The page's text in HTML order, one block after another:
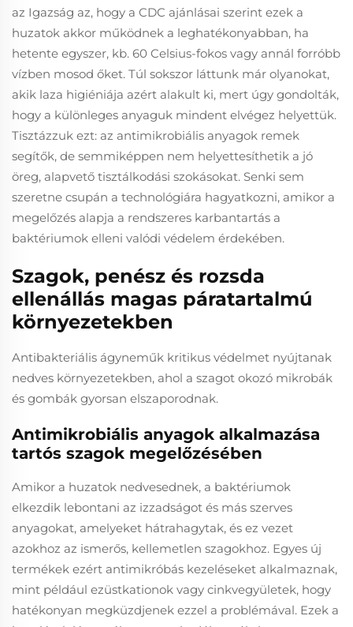
az Igazság az, hogy a CDC ajánlásai szerint ezek a
huzatok akkor működnek a leghatékonyabban, ha
hetente egyszer, kb. 60 Celsius-fokos vagy annál forróbb
vízben mosod őket. Túl sokszor láttunk már olyanokat,
akik laza higiéniája azért alakult ki, mert úgy gondolták,
hogy a különleges anyaguk mindent elvégez helyettük.
Tisztázzuk ezt: az antimikrobiális anyagok remek
segítők, de semmiképpen nem helyettesíthetik a jó
öreg, alapvető tisztálkodási szokásokat. Senki sem
szeretne csupán a technológiára hagyatkozni, amikor a
megelőzés alapja a rendszeres karbantartás a
baktériumok elleni valódi védelem érdekében.
Szagok, penész és rozsda
ellenállás magas páratartalmú
környezetekben
Antibakteriális ágyneműk kritikus védelmet nyújtanak
nedves környezetekben, ahol a szagot okozó mikrobák
és gombák gyorsan elszaporodnak.
Antimikrobiális anyagok alkalmazása
tartós szagok megelőzésében
Amikor a huzatok nedvesednek, a baktériumok
elkezdik lebontani az izzadságot és más szerves
anyagokat, amelyeket hátrahagytak, és ez vezet
azokhoz az ismerős, kellemetlen szagokhoz. Egyes új
termékek ezért antimikróbás kezeléseket alkalmaznak,
mint például ezüstkationok vagy cinkvegyületek, hogy
hatékonyan megküzdjenek ezzel a problémával. Ezek a